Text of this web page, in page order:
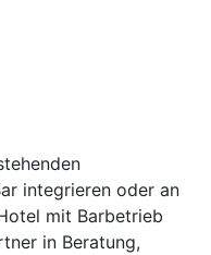
integrieren oder an
mit Barbetrieb
in Beratung,